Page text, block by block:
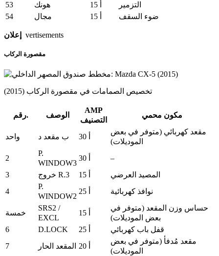
53
هونك
التزمير
54
مجال ضوء السقف
إعلان vertisements
مقصورة الركاب
تخصيص الصمامات في مقصورة الركاب (2015)
رقم. الوصف
AMP
التصنيف
مكون محمي
واحد ب مقعد د
مقعد كهربائي (متوفر في بعض
الموديلات)
2
P.
WINDOW3
–
3
خروج R.3
المصيد العرضي
4
P.
WINDOW2
نوافذ كهربائية
خمسة
SRS2 /
EXCL
حساس وزن المقعد (متوفر في
بعض الموديلات)
6
D.LOCK
قفل باب كهربائي
7
المقعد الحار
مقعد مُدفأ (متوفر في بعض
الموديلات)